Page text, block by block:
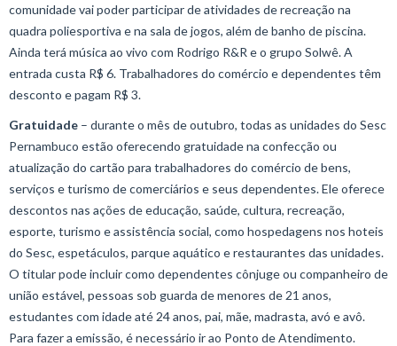
comunidade vai poder participar de atividades de recreação na
quadra poliesportiva e na sala de jogos, além de banho de piscina.
Ainda terá música ao vivo com Rodrigo R&R e o grupo Solwê. A
entrada custa R$ 6. Trabalhadores do comércio e dependentes têm
desconto e pagam R$ 3.
Gratuidade – durante o mês de outubro, todas as unidades do Sesc
Pernambuco estão oferecendo gratuidade na confecção ou
atualização do cartão para trabalhadores do comércio de bens,
serviços e turismo de comerciários e seus dependentes. Ele oferece
descontos nas ações de educação, saúde, cultura, recreação,
esporte, turismo e assistência social, como hospedagens nos hoteis
do Sesc, espetáculos, parque aquático e restaurantes das unidades.
O titular pode incluir como dependentes cônjuge ou companheiro de
união estável, pessoas sob guarda de menores de 21 anos,
estudantes com idade até 24 anos, pai, mãe, madrasta, avó e avô.
Para fazer a emissão, é necessário ir ao Ponto de Atendimento.